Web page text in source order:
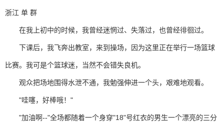
浙江 单 群
在我上初中的时候，我曾经迷惘过、失落过，也曾经徘徊过。
下课后，我飞奔出教室，来到操场，因为这里正在举行一场篮球
比赛。我可是个篮球迷，当然不会错失良机。
观众把场地围得水泄不通，我勉强伸进一个头，艰难地观看。
"哇噻，好棒哦！"
"加油啊--"全场都随着一个身穿"18"号红衣的男生一个漂亮的三分